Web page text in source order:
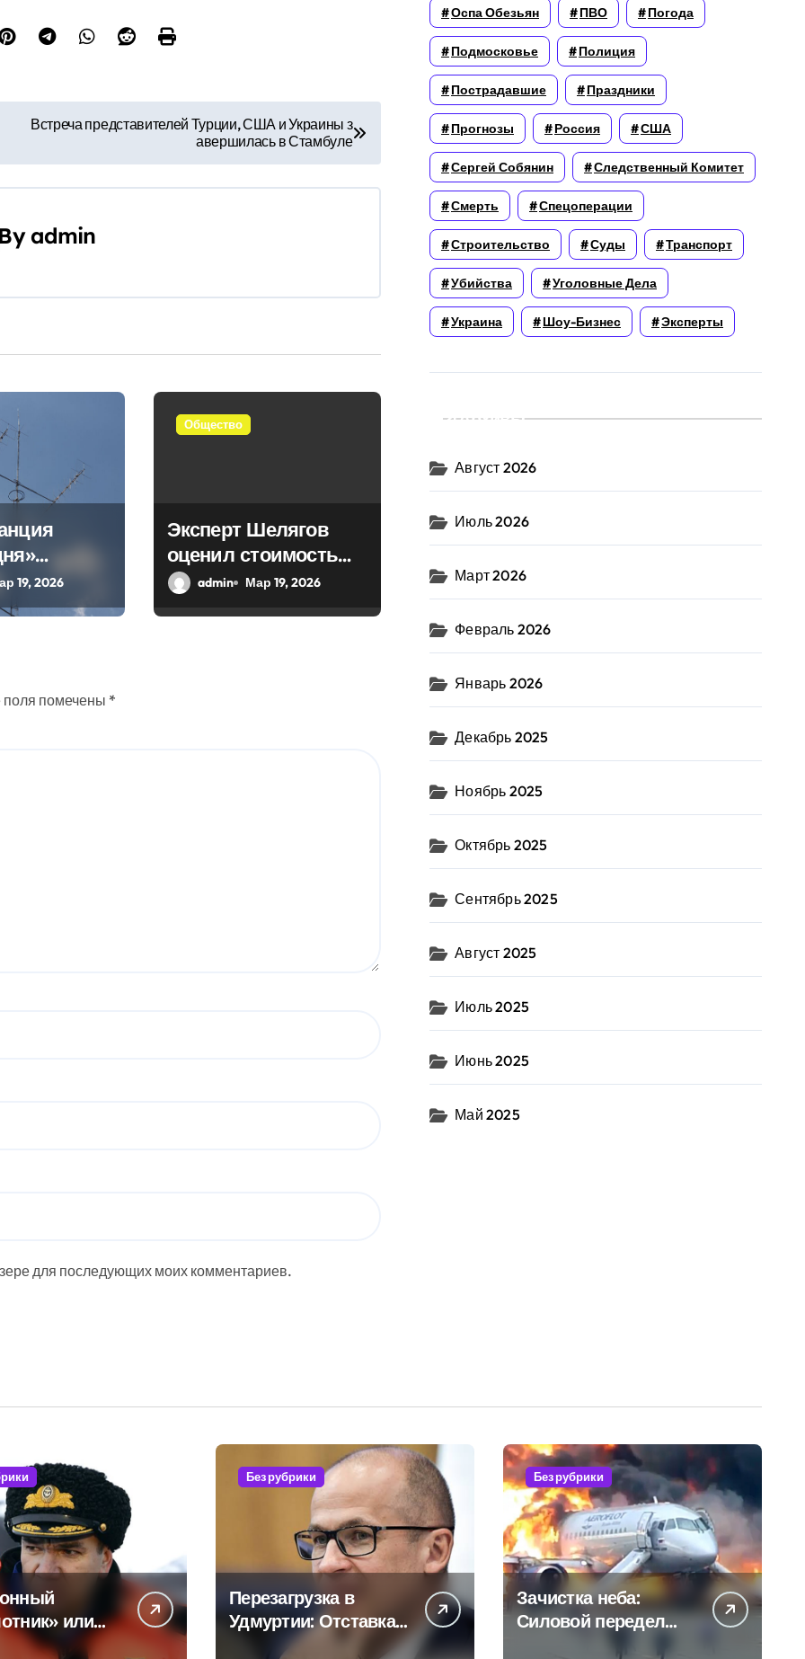
Встреча представителей Турции, США и Украины з
авершилась в Стамбуле
Byadmin
в эфир
слово
19, 2026
Общество
Эксперт Шелягов
оценил стоимость
похоронных услуг в
admin Мар 19, 2026
помечены *
для последующих моих комментариев.
Оспа Обезьян ПВО Погода
Подмосковье Полиция
Пострадавшие Праздники
Прогнозы Россия США
Сергей Собянин Следственный Комитет
Смерть Спецоперации
Строительство Суды Транспорт
Убийства Уголовные Дела
Украина Шоу-Бизнес Эксперты
Архивы
Август 2026
Июль 2026
Март 2026
Февраль 2026
Январь 2026
Декабрь 2025
Ноябрь 2025
Октябрь 2025
Сентябрь 2025
Август 2025
Июль 2025
Июнь 2025
Май 2025
или
показуха?
Без рубрики
Перезагрузка в
Удмуртии: Отставка
Бречалова как
Без рубрики
Зачистка неба:
Силовой передел
авиаотрасли